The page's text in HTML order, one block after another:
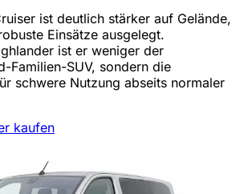
ist deutlich stärker auf Gelände,
Einsätze ausgelegt.
ist er weniger der
Familien-SUV, sondern die
schwere Nutzung abseits normaler
kaufen